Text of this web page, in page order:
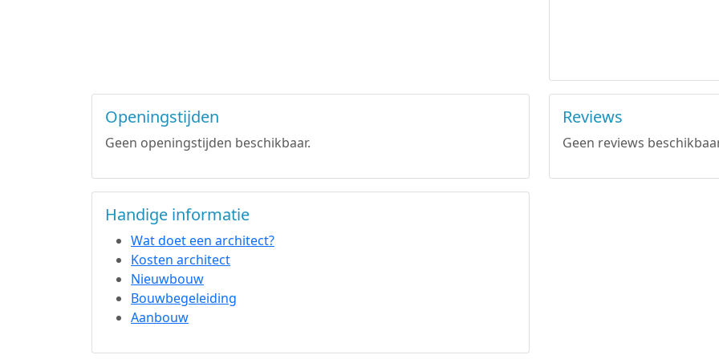
Openingstijden
Geen openingstijden beschikbaar.
Handige informatie
Wat doet een architect?
Kosten architect
Nieuwbouw
Bouwbegeleiding
Aanbouw
Reviews
Geen reviews